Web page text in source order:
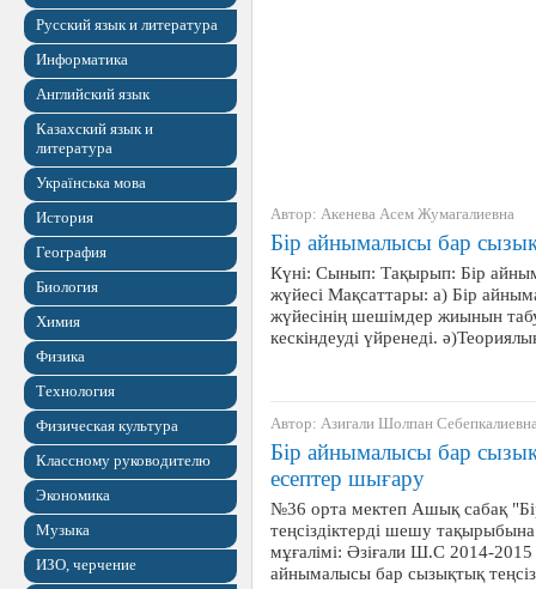
Русский язык и литература
Информатика
Английский язык
Казахский язык и
литература
Українська мова
История
География
Биология
Химия
Физика
Технология
Физическая культура
Классному руководителю
Экономика
Музыка
ИЗО, черчение
Автор: Акенева Асем Жумагалиевна
Бір айнымалысы бар
Күні: Сынып: Тақырып: Бір
жүйесі Мақсаттары: а) Бір
жүйесінің шешімдер жиынын
кескіндеуді үйренеді.
Автор: Азигали Шолпан
Бір айнымалысы бар
есептер шығару
№36 орта мектеп Ашық сабақ
теңсіздіктерді шешу
мұғалімі: Әзіғали Ш.С 2014-
айнымалысы бар сызықтық